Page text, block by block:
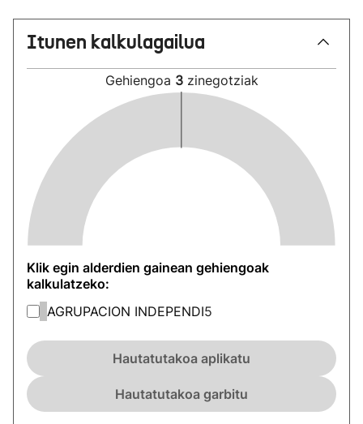
Itunen kalkulagailua
Gehiengoa 3 zinegotziak
Klik egin alderdien gainean gehiengoak
kalkulatzeko:
AGRUPACION INDEPENDI5
Hautatutakoa aplikatu
Hautatutakoa garbitu